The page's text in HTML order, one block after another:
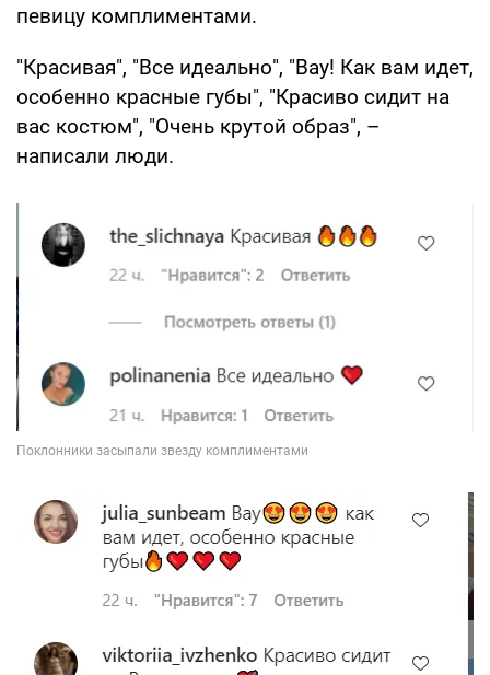
певицу комплиментами.
"Красивая", "Все идеально", "Вау! Как вам идет,
особенно красные губы", "Красиво сидит на
вас костюм", "Очень крутой образ", –
написали люди.